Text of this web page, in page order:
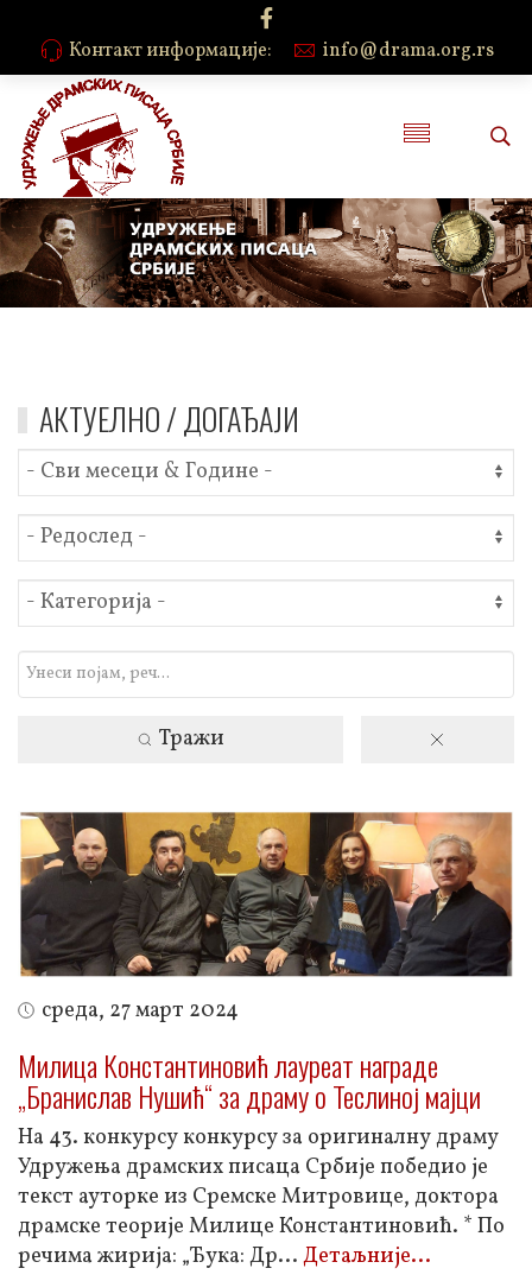
Контакт информације: info@drama.org.rs
АКТУЕЛНО / ДОГАЂАЈИ
Тражи
среда, 27 март 2024
Милица Константиновић лауреат награде
„Бранислав Нушић“ за драму о Теслиној мајци
На 43. конкурсу конкурсу за оригиналну драму
Удружења драмских писаца Србије победио је
текст ауторке из Сремске Митровице, доктора
драмске теорије Милице Константиновић. * По
речима жирија: „Ђука: Др... Детаљније...